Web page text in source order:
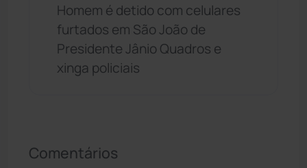
Homem é detido com celulares
furtados em São João de
Presidente Jânio Quadros e
xinga policiais
Comentários